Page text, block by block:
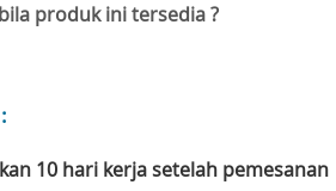
produk ini tersedia ?
10 hari kerja setelah pemesanan